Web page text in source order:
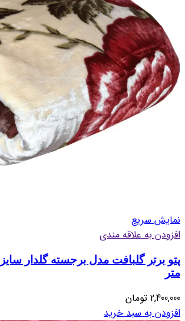
نمایش سریع
افزودن به علاقه مندی
متر
2,400,000 تومان
افزودن به سبد خرید